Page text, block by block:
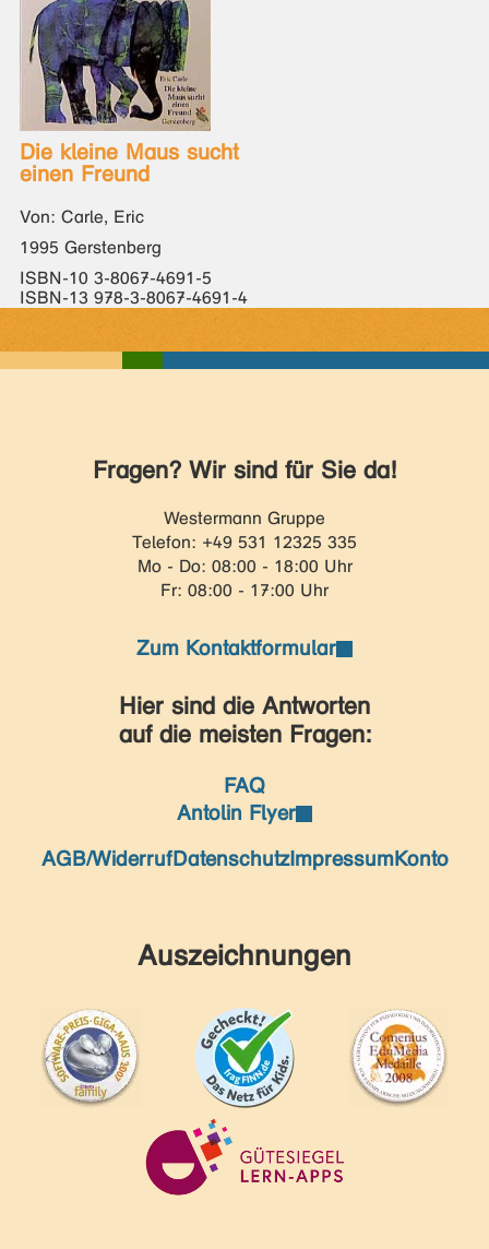
Die kleine Maus sucht
einen Freund
Von: Carle, Eric
1995 Gerstenberg
ISBN-10 3-8067-4691-5
ISBN-13 978-3-8067-4691-4